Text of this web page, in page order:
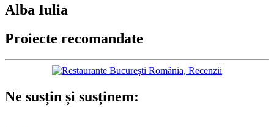
Alba Iulia
Proiecte recomandate
Ne susțin și susținem: